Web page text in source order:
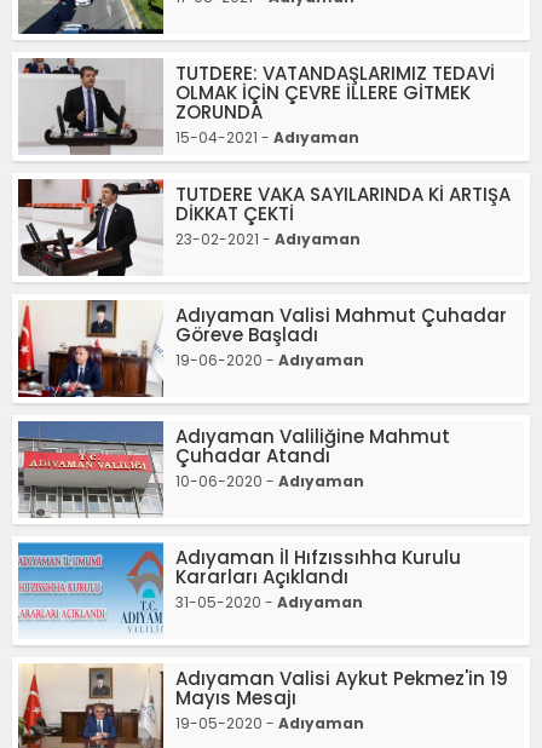
TUTDERE: VATANDAŞLARIMIZ TEDAVİ
OLMAK İÇİN ÇEVRE İLLERE GİTMEK
ZORUNDA
15-04-2021 - Adıyaman
TUTDERE VAKA SAYILARINDA Kİ ARTIŞA
DİKKAT ÇEKTİ
23-02-2021 - Adıyaman
Adıyaman Valisi Mahmut Çuhadar
Göreve Başladı
19-06-2020 - Adıyaman
Adıyaman Valiliğine Mahmut
Çuhadar Atandı
10-06-2020 - Adıyaman
Adıyaman İl Hıfzıssıhha Kurulu
Kararları Açıklandı
31-05-2020 - Adıyaman
Adıyaman Valisi Aykut Pekmez'in 19
Mayıs Mesajı
19-05-2020 - Adıyaman